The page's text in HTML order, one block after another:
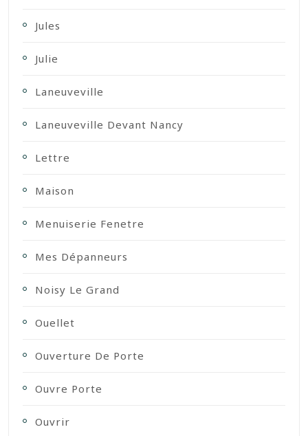
Jules
Julie
Laneuveville
Laneuveville Devant Nancy
Lettre
Maison
Menuiserie Fenetre
Mes Dépanneurs
Noisy Le Grand
Ouellet
Ouverture De Porte
Ouvre Porte
Ouvrir